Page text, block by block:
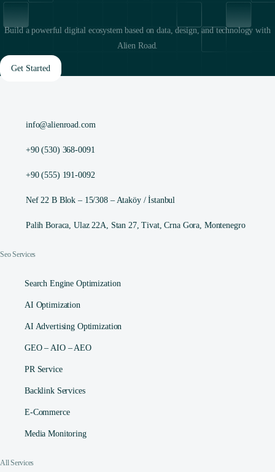
Build a powerful digital ecosystem based on data, design, and technology with
Alien Road.
Get Started
info@alienroad.com
+90 (530) 368-0091
+90 (555) 191-0092
Nef 22 B Blok – 15/308 – Ataköy / İstanbul
Palih Boraca, Ulaz 22A, Stan 27, Tivat, Crna Gora, Montenegro
Seo Services
Search Engine Optimization
AI Optimization
AI Advertising Optimization
GEO – AIO – AEO
PR Service
Backlink Services
E-Commerce
Media Monitoring
All Services